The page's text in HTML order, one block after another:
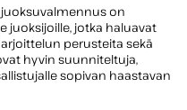
on
juoksijoille, jotka haluavat
perusteita sekä
hyvin suunniteltuja,
sopivan haastavan